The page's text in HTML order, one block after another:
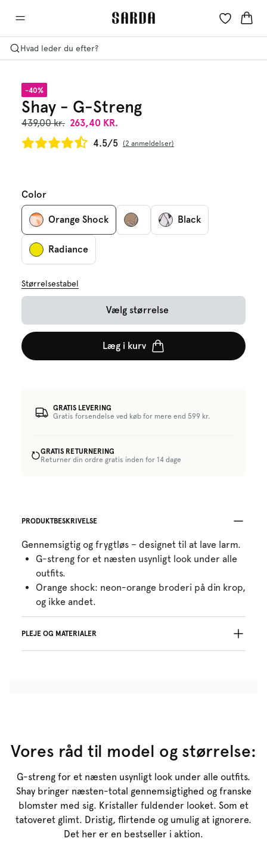
Hvad leder du efter?
-40%
Shay - G-Streng
439,00 kr. 263,40 KR.
4.5/5
2 anmeldelser
Color
Orange Shock Black
Radiance
Størrelsestabel
Vælg størrelse
Læg i kurv
GRATIS LEVERING
Gratis forsendelse ved køb for mere end 599 kr.
GRATIS RETURNERING
Returner din ordre gratis inden for 14 dage
PRODUKTBESKRIVELSE
Gennemsigtig og frygtløs – designet til at lave larm.
G-streng for et næsten usynligt look under alle
outfits.
Orange shock: neon-orange broderi på din krop,
og ikke andet.
PLEJE OG MATERIALER
Bomuld:19%, Polyamid:38%, Polyester:32%,
Elastan:11%
Vores råd til model og størrelse:
G-streng for et næsten usynligt look under alle outfits.
Shay bringer næsten-total gennemsigtighed og franske
blomster med sig. Kristaller fuldender looket. Som et
tatoveret glimt. Dristig, flirtende og umulig at ignorere.
Det her er en bestseller i aktion.